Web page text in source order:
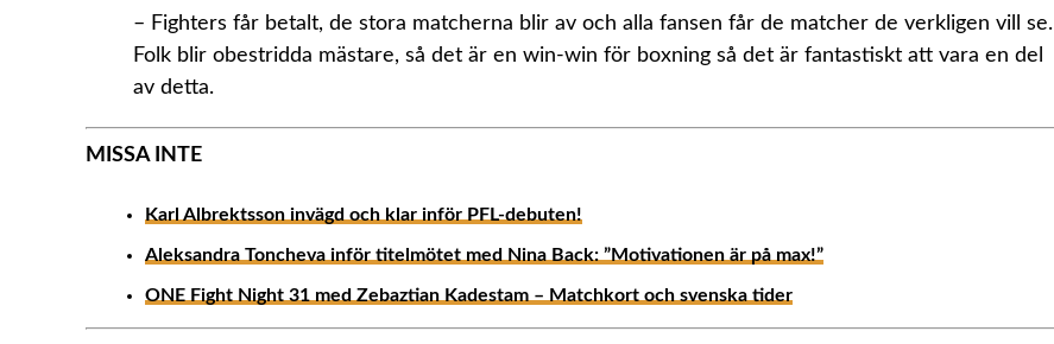
– Fighters får betalt, de stora matcherna blir av och alla fansen får de matcher de verkligen vill se.
Folk blir obestridda mästare, så det är en win-win för boxning så det är fantastiskt att vara en del
av detta.
MISSA INTE
Karl Albrektsson invägd och klar inför PFL-debuten!
Aleksandra Toncheva inför titelmötet med Nina Back: ”Motivationen är på max!”
ONE Fight Night 31 med Zebaztian Kadestam – Matchkort och svenska tider